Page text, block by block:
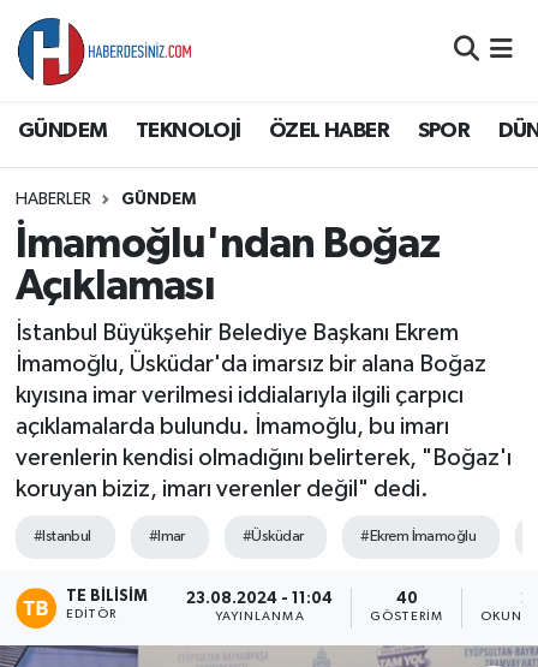
GÜNDEM TEKNOLOJİ ÖZEL HABER SPOR
HABERLER GÜNDEM
İmamoğlu'ndan Boğaz
Açıklaması
İstanbul Büyükşehir Belediye Başkanı Ekrem
İmamoğlu, Üsküdar'da imarsız bir alana Boğaz
kıyısına imar verilmesi iddialarıyla ilgili çarpıcı
açıklamalarda bulundu. İmamoğlu, bu imarı
verenlerin kendisi olmadığını belirterek, "Boğaz'ı
koruyan biziz, imarı verenler değil" dedi.
#Istanbul #Imar #Üsküdar #Ekrem İmamoğlu
TE BILISIM
EDITÖR
23.08.2024 - 11:04
YAYINLANMA
40
GÖSTERIM
2
GÜNDEM
ÖZEL HABER
SAĞLIK
SİYASET
YAŞAM
Trafik Durumu
Süper Lig Puan Durumu ve Fikstür
Tüm Manşetler
Son Dakika Haberleri